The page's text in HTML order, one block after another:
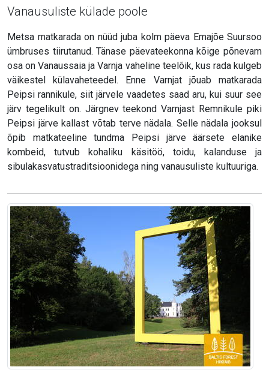
Vanausuliste külade poole
Metsa matkarada on nüüd juba kolm päeva Emajõe Suursoo
ümbruses tiirutanud. Tänase päevateekonna kõige põnevam
osa on Vanaussaia ja Varnja vaheline teelõik, kus rada kulgeb
väikestel külavaheteedel. Enne Varnjat jõuab matkarada
Peipsi rannikule, siit järvele vaadetes saad aru, kui suur see
järv tegelikult on. Järgnev teekond Varnjast Remnikule piki
Peipsi järve kallast võtab terve nädala. Selle nädala jooksul
õpib matkateeline tundma Peipsi järve äärsete elanike
kombeid, tutvub kohaliku käsitöö, toidu, kalanduse ja
sibulakasvatustraditsioonidega ning vanausuliste kultuuriga.